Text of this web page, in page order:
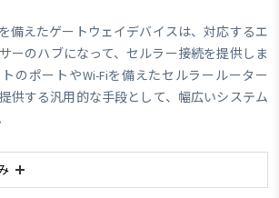
備えたゲートウェイデバイスは、対応するエ
ーのハブになって、セルラー接続を提供しま
のポートやWi-Fiを備えたセルラールーター
供する汎用的な手段として、幅広いシステム